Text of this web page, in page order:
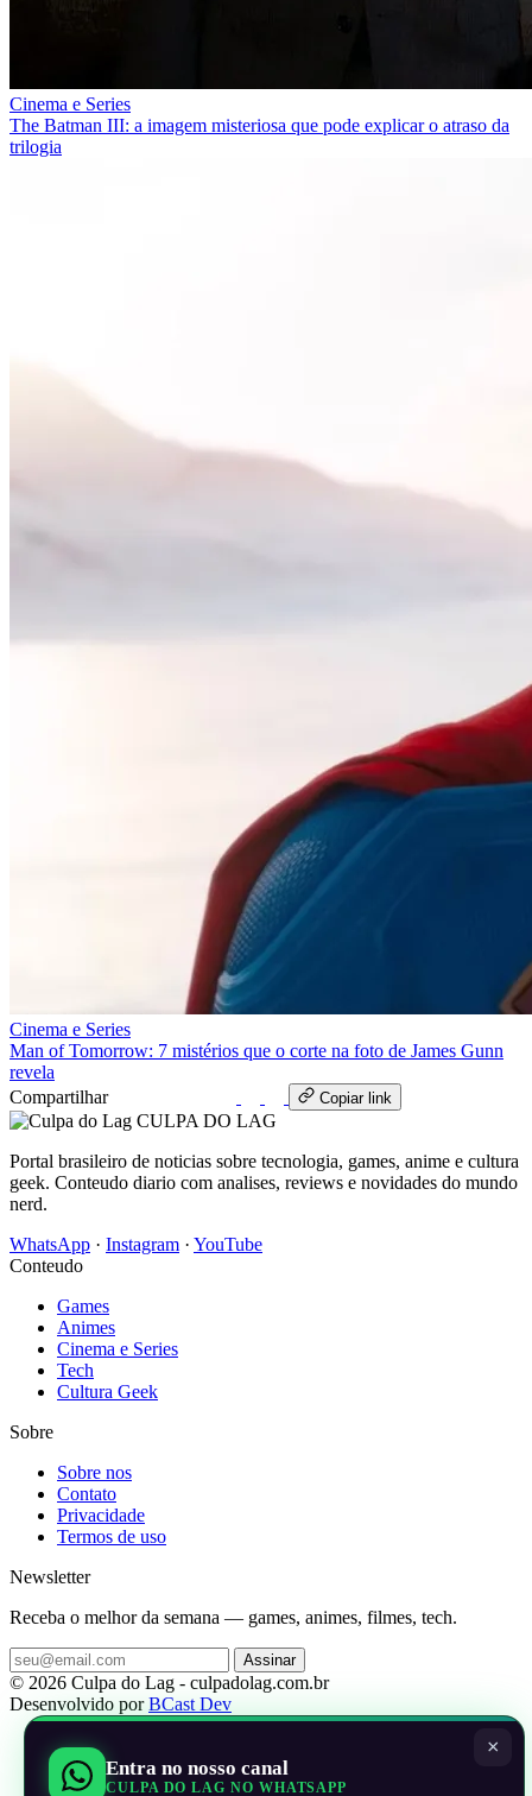
Cinema e Series
The Batman III: a imagem misteriosa que pode explicar o atraso da
trilogia
Cinema e Series
Man of Tomorrow: 7 mistérios que o corte na foto de James Gunn
revela
Compartilhar
Copiar link
CULPA DO LAG
Portal brasileiro de noticias sobre tecnologia, games, anime e cultura
geek. Conteudo diario com analises, reviews e novidades do mundo
nerd.
WhatsApp · Instagram · YouTube
Conteudo
Games
Animes
Cinema e Series
Tech
Cultura Geek
Sobre
Sobre nos
Contato
Privacidade
Termos de uso
Newsletter
Receba o melhor da semana — games, animes, filmes, tech.
Assinar
© 2026 Culpa do Lag - culpadolag.com.br
Desenvolvido porBCast Dev
×
Entra no nosso canal
CULPA DO LAG NO WHATSAPP